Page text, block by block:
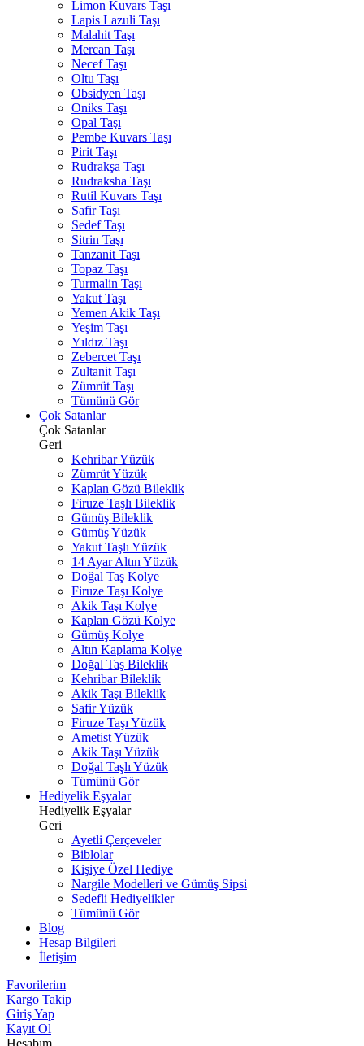
Limon Kuvars Taşı
Lapis Lazuli Taşı
Malahit Taşı
Mercan Taşı
Necef Taşı
Oltu Taşı
Obsidyen Taşı
Oniks Taşı
Opal Taşı
Pembe Kuvars Taşı
Pirit Taşı
Rudrakşa Taşı
Rudraksha Taşı
Rutil Kuvars Taşı
Safir Taşı
Sedef Taşı
Sitrin Taşı
Tanzanit Taşı
Topaz Taşı
Turmalin Taşı
Yakut Taşı
Yemen Akik Taşı
Yeşim Taşı
Yıldız Taşı
Zebercet Taşı
Zultanit Taşı
Zümrüt Taşı
Tümünü Gör
Çok Satanlar
Çok Satanlar
Geri
Kehribar Yüzük
Zümrüt Yüzük
Kaplan Gözü Bileklik
Firuze Taşlı Bileklik
Gümüş Bileklik
Gümüş Yüzük
Yakut Taşlı Yüzük
14 Ayar Altın Yüzük
Doğal Taş Kolye
Firuze Taşı Kolye
Akik Taşı Kolye
Kaplan Gözü Kolye
Gümüş Kolye
Altın Kaplama Kolye
Doğal Taş Bileklik
Kehribar Bileklik
Akik Taşı Bileklik
Safir Yüzük
Firuze Taşı Yüzük
Ametist Yüzük
Akik Taşı Yüzük
Doğal Taşlı Yüzük
Tümünü Gör
Hediyelik Eşyalar
Hediyelik Eşyalar
Geri
Ayetli Çerçeveler
Biblolar
Kişiye Özel Hediye
Nargile Modelleri ve Gümüş Sipsi
Sedefli Hediyelikler
Tümünü Gör
Blog
Hesap Bilgileri
İletişim
Favorilerim
Kargo Takip
Giriş Yap
Kayıt Ol
Hesabım